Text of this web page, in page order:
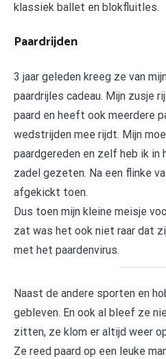
klassiek ballet en blokfluitles.
Paardrijden
3 jaar geleden kreeg ze van
paardrijles cadeau. Mijn zusje
paard en heeft ook meerdere
wedstrijden mee rijdt. Mijn
paardgereden en zelf heb ik in
zadel gezeten. Na een flinke
afgekickt toen.
Dus toen mijn kleine meisje
zat was het ook niet raar dat
met het paardenvirus.
Naast de andere sporten en
gebleven. En ook al bleef ze
zitten, ze klom er altijd weer
Ze reed paard op een leuke